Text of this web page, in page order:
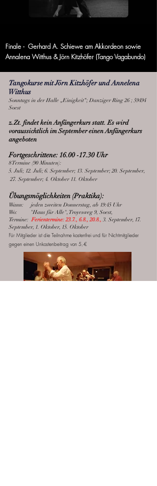
Finale - Gerhard A. Schiewe am Akkordeon sowie
Annalena Witthus & Jörn Kitzhöfer (Tango Vagabundo)
Tangokurse mitJörn Kitzhöfer und Annelena
Witthus
Sonntags in der Halle „Einigkeit“; Danziger Ring 26 ; 59494
Soest
z.Zt. findet kein Anfängerkurs statt. Es wird
voraussichtlich im September einen Anfängerkurs
angeboten
Fortgeschrittene:16.00 -17.30 Uhr
8 Termine (90 Minuten):
5. Juli; 12. Juli; 6. September; 13. September;20. September,
27. September; 4. Oktober 11. Oktober
Übungsmöglichkeiten (Praktika):
Wann: jeden zweiten Donnerstag, ab 19:45 Uhr
Wo: "Haus für Alle", Troyesweg 9, Soest,
Termine:Ferientermine: 23.7., 6.8., 20.8., 3. September, 17.
September, 1. Oktober, 15. Oktober
Für Mitglieder ist die Teilnahme kostenfrei und für Nichtmitglieder
gegen einen Unkostenbeitrag von 5,-€